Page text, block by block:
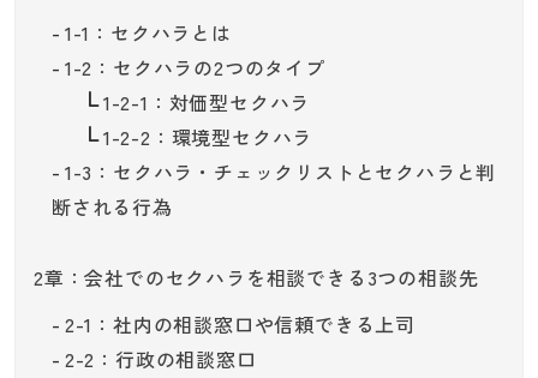
1-1：セクハラとは
1-2：セクハラの2つのタイプ
1-2-1：対価型セクハラ
1-2-2：環境型セクハラ
1-3：セクハラ・チェックリストとセクハラと判
断される行為
2章：会社でのセクハラを相談できる3つの相談先
2-1：社内の相談窓口や信頼できる上司
2-2：行政の相談窓口